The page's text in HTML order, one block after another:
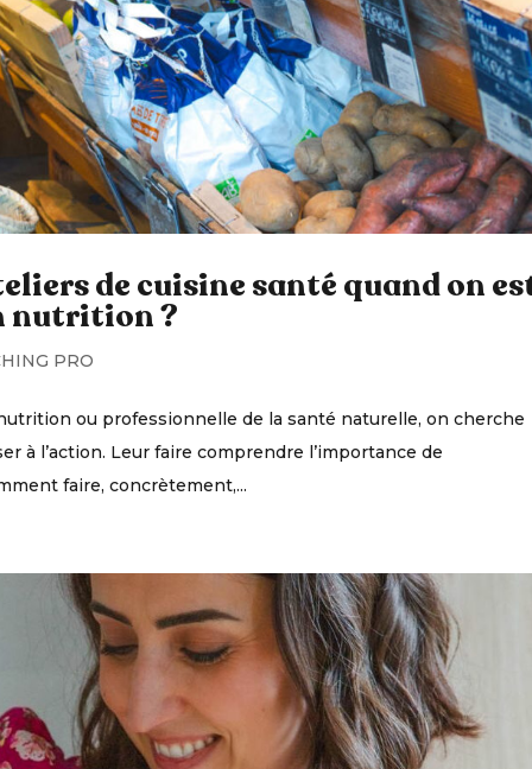
de cuisine santé quand on
nutrition ?
PRO
ou professionnelle de la santé naturelle, on cherche
à l’action. Leur faire comprendre l’importance de
faire, concrètement,...